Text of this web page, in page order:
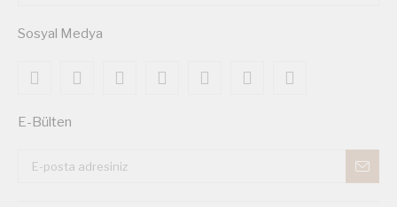
Sosyal Medya
E-Bülten